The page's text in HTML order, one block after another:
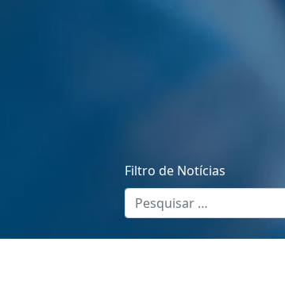
Filtro de Notícias